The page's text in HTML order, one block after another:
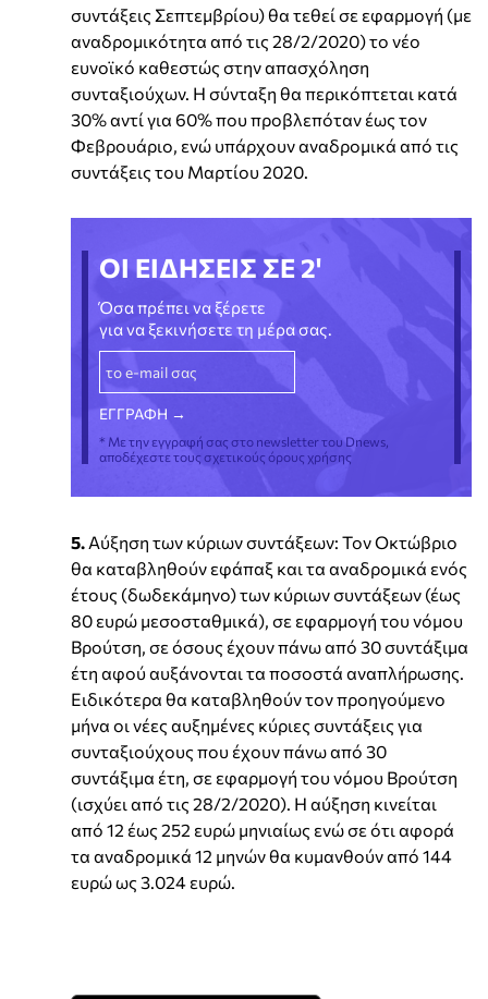
συντάξεις Σεπτεμβρίου) θα τεθεί σε εφαρμογή (με
αναδρομικότητα από τις 28/2/2020) το νέο
ευνοϊκό καθεστώς στην απασχόληση
συνταξιούχων. Η σύνταξη θα περικόπτεται κατά
30% αντί για 60% που προβλεπόταν έως τον
Φεβρουάριο, ενώ υπάρχουν αναδρομικά από τις
συντάξεις του Μαρτίου 2020.
ΟΙ ΕΙΔΗΣΕΙΣ ΣΕ 2'
Όσα πρέπει να ξέρετε
για να ξεκινήσετε τη μέρα σας.
* Με την εγγραφή σας στο newsletter του Dnews,
αποδέχεστε τους σχετικούς όρους χρήσης
5. Αύξηση των κύριων συντάξεων: Τον Οκτώβριο
θα καταβληθούν εφάπαξ και τα αναδρομικά ενός
έτους (δωδεκάμηνο) των κύριων συντάξεων (έως
80 ευρώ μεσοσταθμικά), σε εφαρμογή του νόμου
Βρούτση, σε όσους έχουν πάνω από 30 συντάξιμα
έτη αφού αυξάνονται τα ποσοστά αναπλήρωσης.
Ειδικότερα θα καταβληθούν τον προηγούμενο
μήνα οι νέες αυξημένες κύριες συντάξεις για
συνταξιούχους που έχουν πάνω από 30
συντάξιμα έτη, σε εφαρμογή του νόμου Βρούτση
(ισχύει από τις 28/2/2020). Η αύξηση κινείται
από 12 έως 252 ευρώ μηνιαίως ενώ σε ότι αφορά
τα αναδρομικά 12 μηνών θα κυμανθούν από 144
ευρώ ως 3.024 ευρώ.